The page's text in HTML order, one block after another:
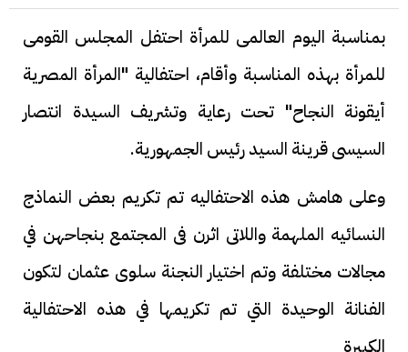
بمناسبة اليوم العالمى للمرأة احتفل المجلس القومى
للمرأة بهذه المناسبة وأقام، احتفالية "المرأة المصرية
أيقونة النجاح" تحت رعاية وتشريف السيدة انتصار
السيسى قرينة السيد رئيس الجمهورية.
وعلى هامش هذه الاحتفاليه تم تكريم بعض النماذج
النسائيه الملهمة واللاتى اثرن فى المجتمع بنجاحهن في
مجالات مختلفة وتم اختيار النجنة سلوى عثمان لتكون
الفنانة الوحيدة التي تم تكريمها في هذه الاحتفالية
الكبيرة